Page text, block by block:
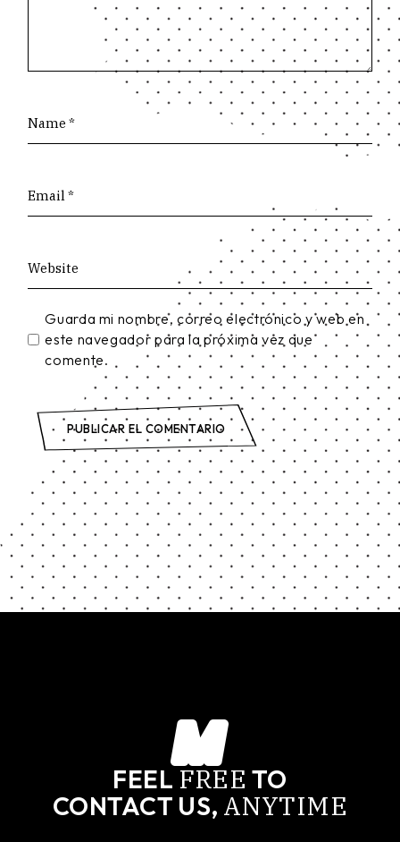
Guarda mi nombre, correo electrónico y web en
este navegador para la próxima vez que
comente.
PUBLICAR EL COMENTARIO
FEEL FREE TO
CONTACT US, ANYTIME